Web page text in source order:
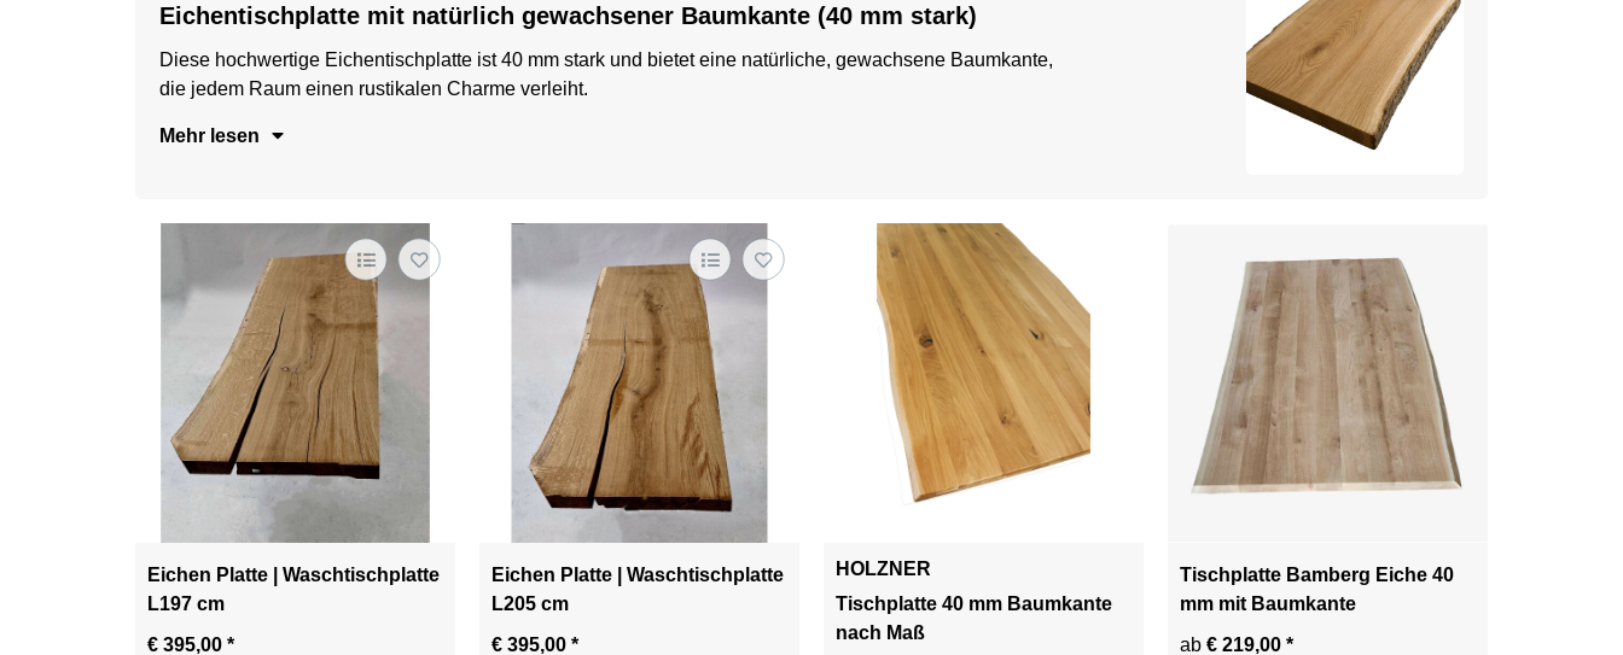
Eichentischplatte mit natürlich gewachsener Baumkante (40 mm stark)
Diese hochwertige Eichentischplatte ist 40 mm stark und bietet eine natürliche, gewachsene Baumkante,
die jedem Raum einen rustikalen Charme verleiht.
Die sorgfältige Verarbeitung sorgt für eine
Ideal für individuell gestaltete Möbel oder
Entscheiden Sie sich für diese
Mehr lesen
Eichen Platte | Waschtischplatte
L197 cm
€ 395,00 *
Eichen Platte | Waschtischplatte
L205 cm
€ 395,00 *
HOLZNER
Tischplatte 40 mm Baumkante
nach Maß
Tischplatte Bamberg Eiche 40
mm mit Baumkante
ab € 219,00 *